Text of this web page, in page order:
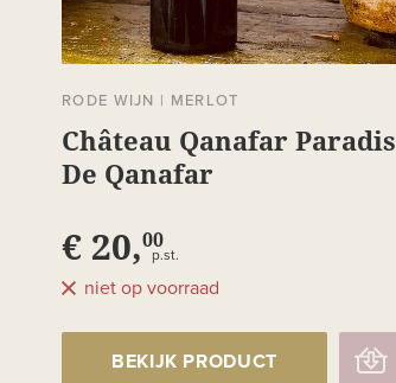
RODE WIJN | MERLOT
Château Qanafar Paradis
De Qanafar
€ 20,00
p.st.
niet op voorraad
BEKIJK PRODUCT